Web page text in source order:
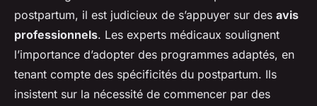
postpartum, il est judicieux de s’appuyer sur des avis
professionnels. Les experts médicaux soulignent
l’importance d’adopter des programmes adaptés, en
tenant compte des spécificités du postpartum. Ils
insistent sur la nécessité de commencer par des